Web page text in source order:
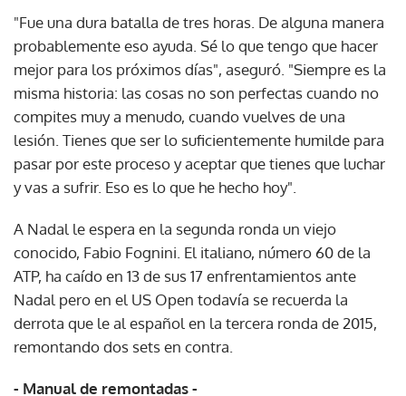
"Fue una dura batalla de tres horas. De alguna manera
probablemente eso ayuda. Sé lo que tengo que hacer
mejor para los próximos días", aseguró. "Siempre es la
misma historia: las cosas no son perfectas cuando no
compites muy a menudo, cuando vuelves de una
lesión. Tienes que ser lo suficientemente humilde para
pasar por este proceso y aceptar que tienes que luchar
y vas a sufrir. Eso es lo que he hecho hoy".
A Nadal le espera en la segunda ronda un viejo
conocido, Fabio Fognini. El italiano, número 60 de la
ATP, ha caído en 13 de sus 17 enfrentamientos ante
Nadal pero en el US Open todavía se recuerda la
derrota que le al español en la tercera ronda de 2015,
remontando dos sets en contra.
- Manual de remontadas -